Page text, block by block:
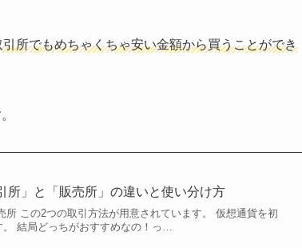
所でもめちゃくちゃ安い金額から買うことができ
所」と「販売所」の違いと使い分け方
所 この2つの取引方法が用意されています。 仮想通貨を初
結局どっちがおすすめなの！っ…